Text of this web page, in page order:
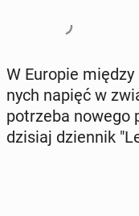
W Europie
nych napięć w
po­trze­ba nowego
dzisiaj dzien­nik